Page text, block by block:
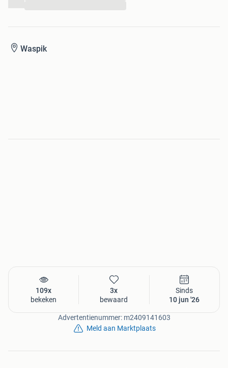
Waspik
109x
bekeken
3x
bewaard
Sinds
10 jun '26
Advertentienummer: m2409141603
Meld aan Marktplaats